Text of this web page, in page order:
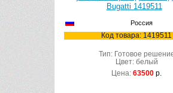
Bugatti 1419511
Россия
Код товара: 1419511
Тип: Готовое
Цвет: белый
Цена: 63500 р.